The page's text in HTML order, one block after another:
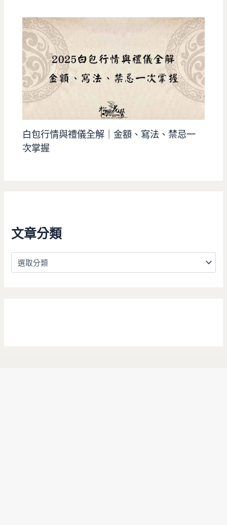
文章分類
白包行情與禮儀全解｜金額、寫法、禁忌一
次掌握